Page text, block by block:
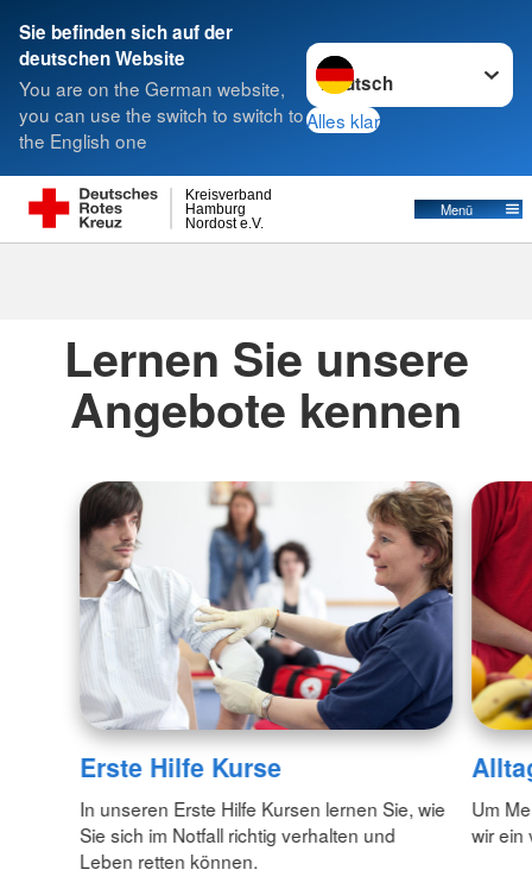
Sie befinden sich auf der
deutschen Website
You are on the German website,
you can use the switch to switch to
the English one
Sprache wechseln zu
Alles klar
Nordost e.V.
Hamburg
Kreisverband
Menü
Suche
Lernen Sie unsere
Angebote kennen
Erste Hilfe Kurse
In unseren Erste Hilfe Kursen lernen Sie, wie
Sie sich im Notfall richtig verhalten und
Leben retten können.
Um
wir ein